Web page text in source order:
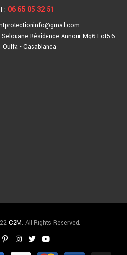
: 06 65 05 32 51
Résidence Annour Mg6 Lot5-6 -
Oulfa - Casablanca
C2M. All Rights Reserved.